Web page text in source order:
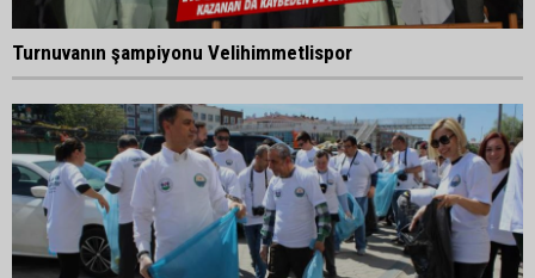
Turnuvanın şampiyonu Velihimmetlispor